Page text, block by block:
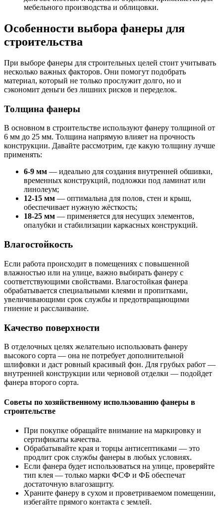
мебельного производства и облицовки.
Особенности выбора фанеры для
строительства
При выборе фанеры для строительных целей стоит учитывать
несколько важных факторов. Они помогут подобрать
материал, который не только прослужит долго, но и
сэкономит деньги без лишних рисков и переделок.
Толщина фанеры
В основном в строительстве используют фанеру толщиной от
6 мм до 25 мм. Толщина напрямую влияет на прочность
конструкции. Давайте рассмотрим, где какую толщину лучше
применять:
6-9 мм — идеально для создания внутренней обшивки,
временных конструкций, подложки под ламинат или
линолеум;
12-15 мм — оптимальна для полов, стен и крыш,
обеспечивает нужную жёсткость;
18-25 мм — применяется для несущих элементов,
опалубки и стабилизации каркасных конструкций.
Влагостойкость
Если работа происходит в помещениях с повышенной
влажностью или на улице, важно выбирать фанеру с
соответствующими свойствами. Влагостойкая фанера
обрабатывается специальными клеями и пропитками,
увеличивающими срок службы и предотвращающими
гниение и расслаивание.
Качество поверхности
В отделочных целях желательно использовать фанеру
высокого сорта — она не потребует дополнительной
шлифовки и даст ровный красивый фон. Для грубых работ —
внутренней конструкции или черновой отделки — подойдет
фанера второго сорта.
Советы по хозяйственному использованию фанеры в
строительстве
При покупке обращайте внимание на маркировку и
сертификаты качества.
Обрабатывайте края и торцы антисептиками — это
продлит срок службы фанеры в любых условиях.
Если фанера будет использоваться на улице, проверяйте
тип клея — только марки ФСФ и ФБ обеспечат
достаточную влагозащиту.
Храните фанеру в сухом и проветриваемом помещении,
избегайте прямого контакта с землей.